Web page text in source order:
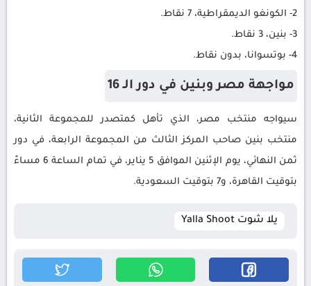
2- الكونغو الديمقراطية، 7 نقاط.
3- بنين، 3 نقاط.
4- بوتسوانا، بدون نقاط.
مواجهة مصر وبنين في دور الـ 16
سيواجه منتخب مصر، الذي تأهل كمتصدر للمجموعة الثانية،
منتخب بنين صاحب المركز الثالث من المجموعة الرابعة، في دور
ثمن النهائي، يوم الإثنين الموافق 5 يناير، في تمام الساعة 6 مساءً
بتوقيت القاهرة، و7 بتوقيت السعودية.
يلا شوت Yalla Shoot